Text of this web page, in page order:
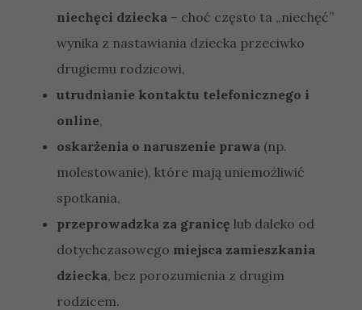
niechęci dziecka – choć często ta „niechęć”
wynika z nastawiania dziecka przeciwko
drugiemu rodzicowi,
utrudnianie kontaktu telefonicznego i
online,
oskarżenia o naruszenie prawa (np.
molestowanie), które mają uniemożliwić
spotkania,
przeprowadzka za granicę lub daleko od
dotychczasowego miejsca zamieszkania
dziecka, bez porozumienia z drugim
rodzicem.